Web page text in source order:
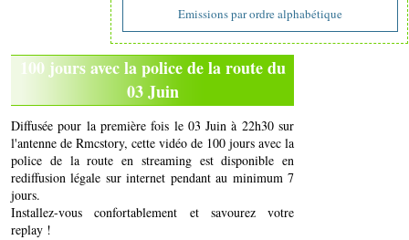
Emissions par ordre alphabétique
100 jours avec la police de la route du
03 Juin
Diffusée pour la première fois le 03 Juin à 22h30 sur
l'antenne de Rmcstory, cette vidéo de 100 jours avec la
police de la route en streaming est disponible en
rediffusion légale sur internet pendant au minimum 7
jours.
Installez-vous confortablement et savourez votre
replay !